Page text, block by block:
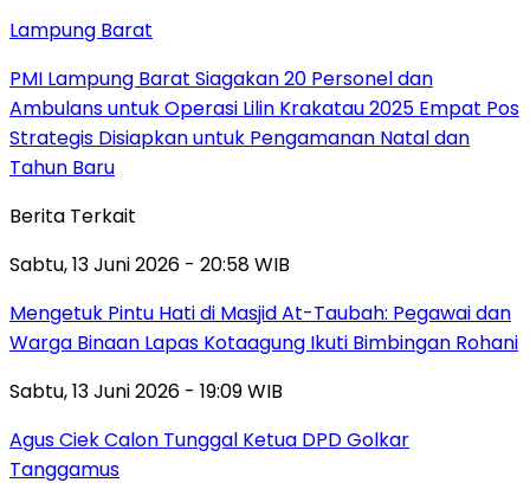
Lampung Barat
PMI Lampung Barat Siagakan 20 Personel dan
Ambulans untuk Operasi Lilin Krakatau 2025 Empat Pos
Strategis Disiapkan untuk Pengamanan Natal dan
Tahun Baru
Berita Terkait
Sabtu, 13 Juni 2026 - 20:58 WIB
Mengetuk Pintu Hati di Masjid At-Taubah: Pegawai dan
Warga Binaan Lapas Kotaagung Ikuti Bimbingan Rohani
Sabtu, 13 Juni 2026 - 19:09 WIB
Agus Ciek Calon Tunggal Ketua DPD Golkar
Tanggamus